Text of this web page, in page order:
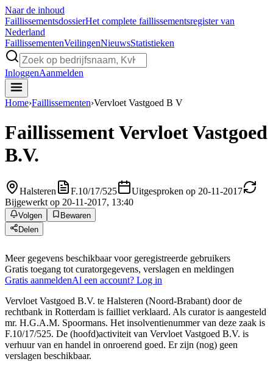
Naar de inhoud
FaillissementsdossierHet complete faillissementsregister van
Nederland
FaillissementenVeilingenNieuwsStatistieken
InloggenAanmelden
Home›Faillissementen›Vervloet Vastgoed B V
FaillissementVervloet Vastgoed
B.V.
Halsteren F.10/17/525
Uitgesproken op 20-11-2017
Bijgewerkt op 20-11-2017, 13:40
Volgen
Bewaren
Delen
Meer gegevens beschikbaar voor geregistreerde gebruikers
Gratis toegang tot curatorgegevens, verslagen en meldingen
Gratis aanmeldenAl een account? Log in
Vervloet Vastgoed B.V. te Halsteren (Noord-Brabant) door de
rechtbank in Rotterdam is failliet verklaard. Als curator is aangesteld
mr. H.G.A.M. Spoormans. Het insolventienummer van deze zaak is
F.10/17/525. De (hoofd)activiteit van Vervloet Vastgoed B.V. is
verhuur van en handel in onroerend goed. Er zijn (nog) geen
verslagen beschikbaar.